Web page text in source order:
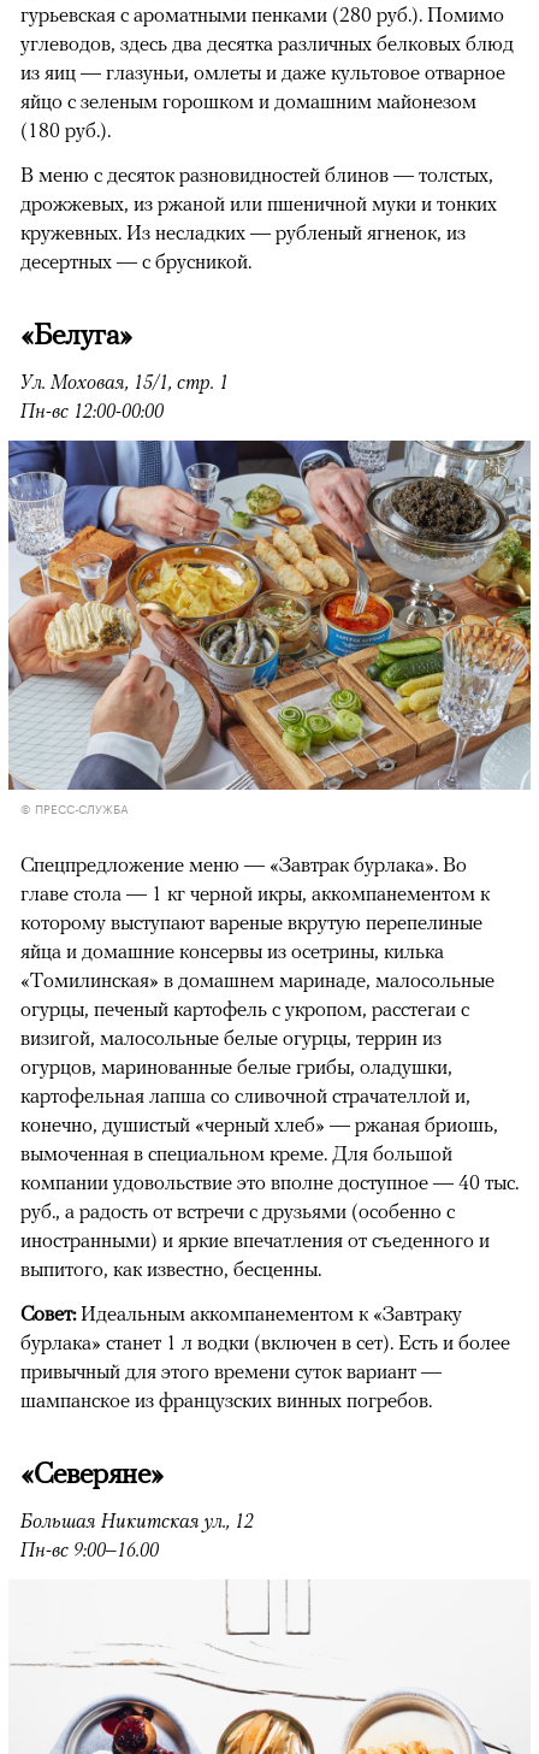
гурьевская с ароматными пенками (280 руб.). Помимо
углеводов, здесь два десятка различных белковых блюд
из яиц — глазуньи, омлеты и даже культовое отварное
яйцо с зеленым горошком и домашним майонезом
(180 руб.).
В меню с десяток разновидностей блинов — толстых,
дрожжевых, из ржаной или пшеничной муки и тонких
кружевных. Из несладких — рубленый ягненок, из
десертных — с брусникой.
«Белуга»
Ул. Моховая, 15/1, стр. 1
Пн-вс 12:00-00:00
© ПРЕСС-СЛУЖБА
Спецпредложение меню — «Завтрак бурлака». Во
главе стола — 1 кг черной икры, аккомпанементом к
которому выступают вареные вкрутую перепелиные
яйца и домашние консервы из осетрины, килька
«Томилинская» в домашнем маринаде, малосольные
огурцы, печеный картофель с укропом, расстегаи с
визигой, малосольные белые огурцы, террин из
огурцов, маринованные белые грибы, оладушки,
картофельная лапша со сливочной страчателлой и,
конечно, душистый «черный хлеб» — ржаная бриошь,
вымоченная в специальном креме. Для большой
компании удовольствие это вполне доступное — 40 тыс.
руб., а радость от встречи с друзьями (особенно с
иностранными) и яркие впечатления от съеденного и
выпитого, как известно, бесценны.
Совет:Идеальным аккомпанементом к «Завтраку
бурлака» станет 1 л водки (включен в сет). Есть и более
привычный для этого времени суток вариант —
шампанское из французских винных погребов.
«Северяне»
Большая Никитская ул., 12
Пн-вс 9:00–16.00